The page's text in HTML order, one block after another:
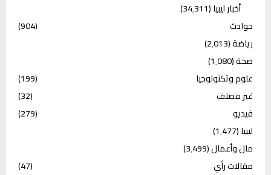
أخبار ليبيا(34٬311)
حوادث
(904)
رياضة(2٬013)
صحة(1٬080)
علوم وتكنولوجيا
(199)
غير مصنف
(32)
فيديو
(279)
ليبيا(1٬477)
مال وأعمال(3٬499)
مقالات رأي
(47)